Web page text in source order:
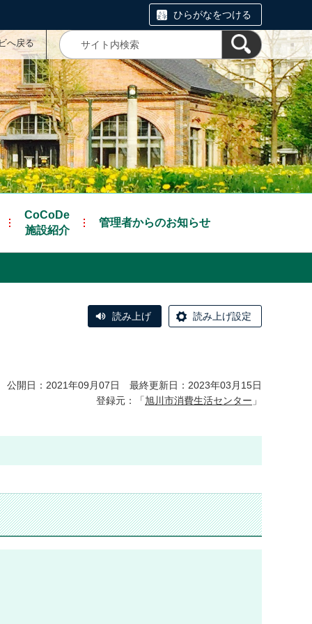
ひらがなをつける
へ戻る
CoCoDe
施設紹介
管理者からのお知らせ
読み上げ 読み上げ設定
公開日：2021年09月07日 最終更新日：2023年03月15日
登録元：「旭川市消費生活センター 」